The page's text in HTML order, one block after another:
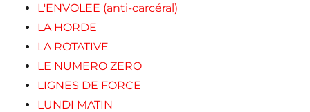
L'ENVOLEE (anti-carcéral)
LA HORDE
LA ROTATIVE
LE NUMERO ZERO
LIGNES DE FORCE
LUNDI MATIN